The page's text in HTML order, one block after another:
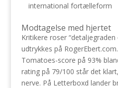
international fortælleform
Modtagelse med hjertet
Kritikere roser
udtrykkes på
Tomatoes-score på 93%
rating på 79/100 står det
nerve. På Letterboxd lander